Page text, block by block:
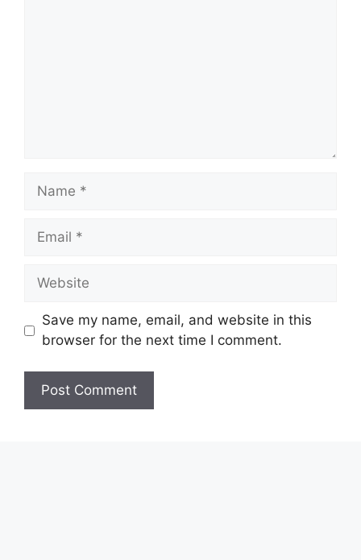
Save my name, email, and website in this
browser for the next time I comment.